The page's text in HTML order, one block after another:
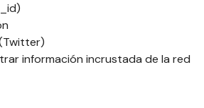
información incrustada de la red